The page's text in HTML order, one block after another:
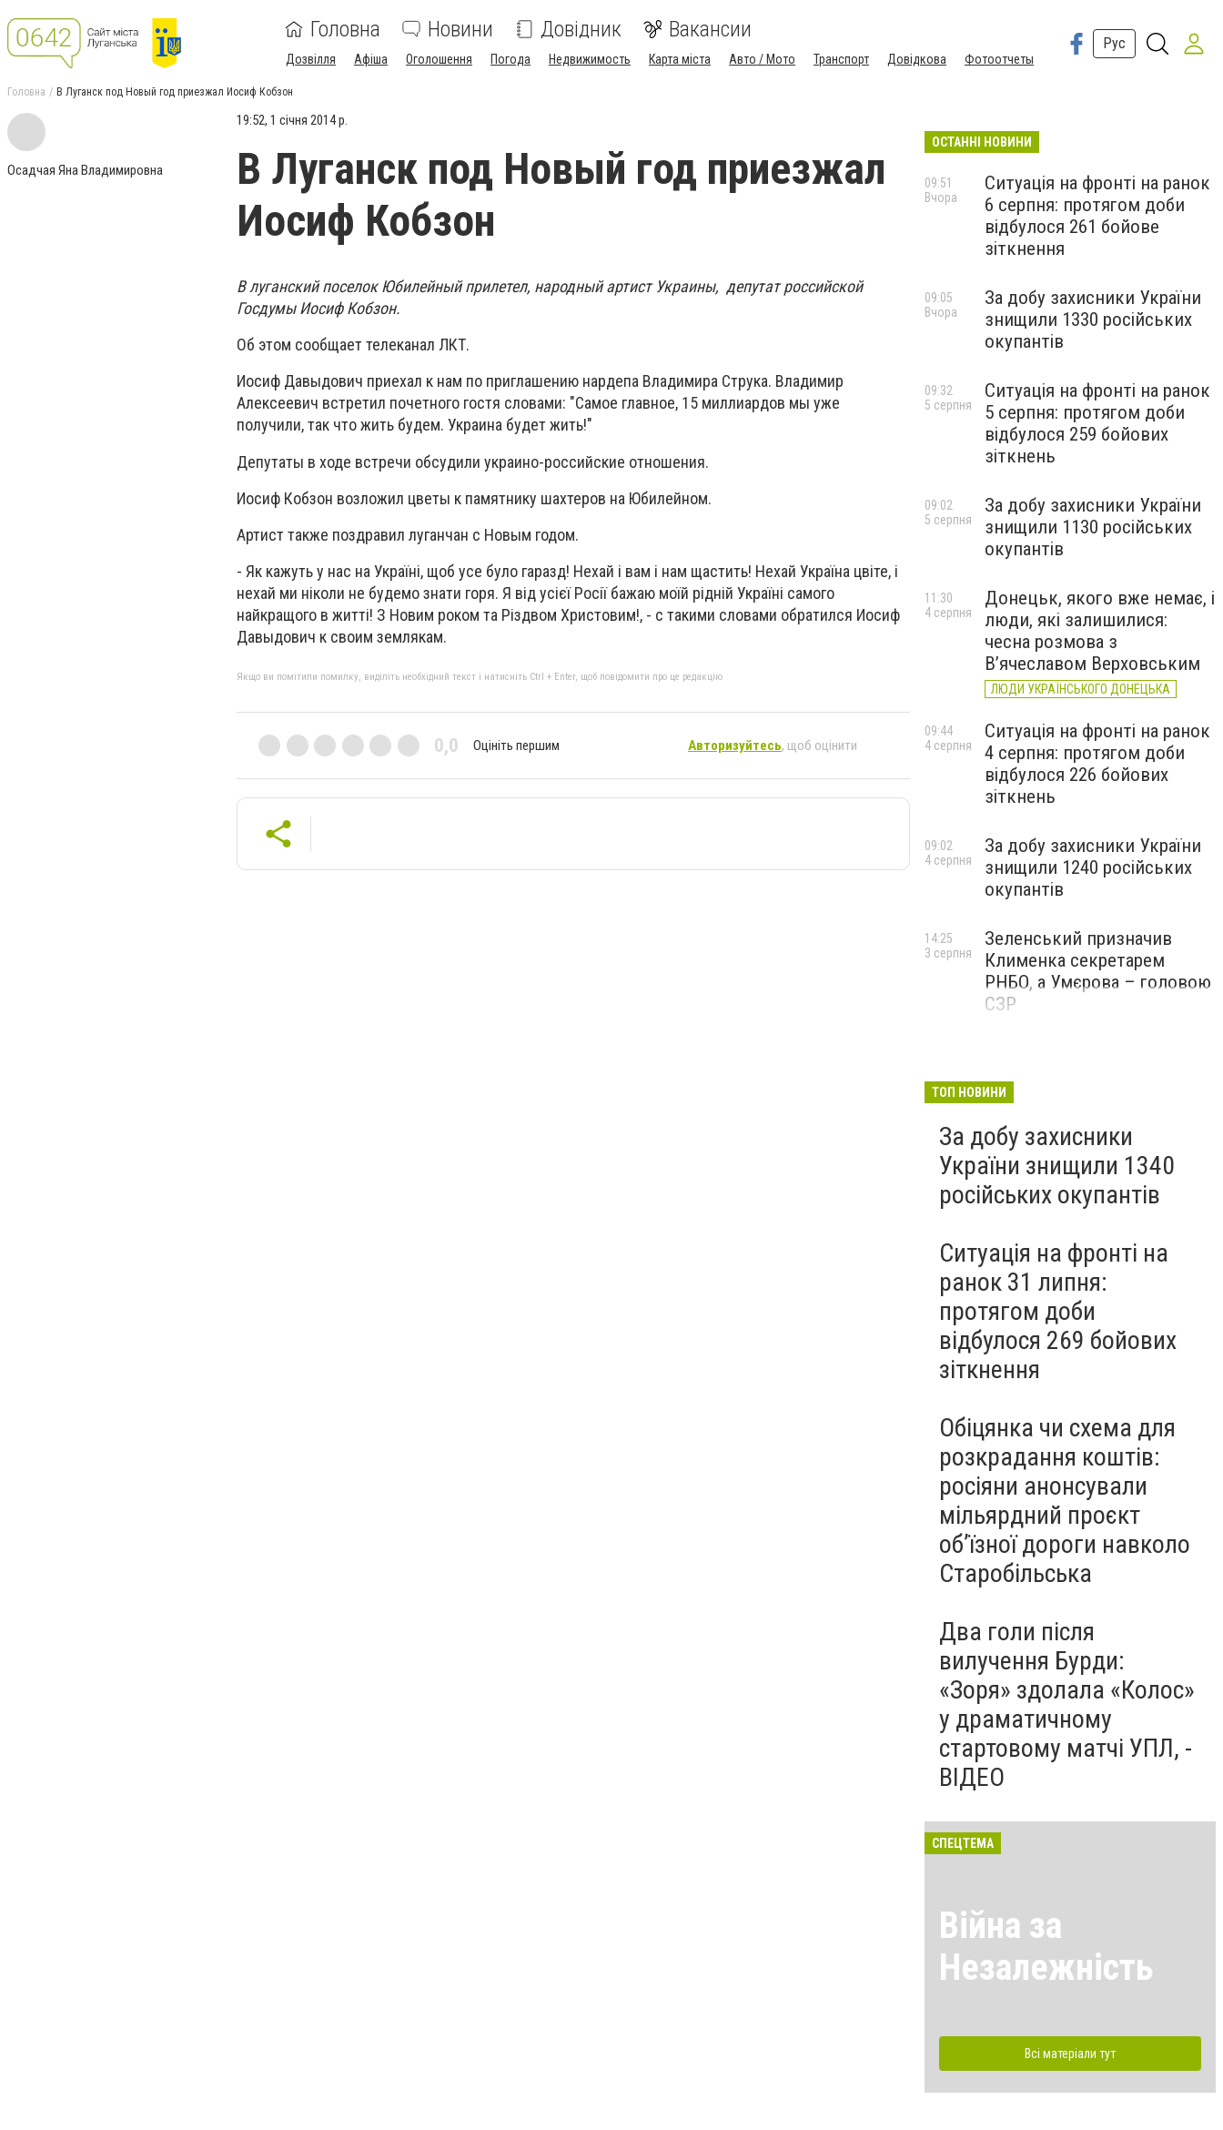
Головна Новини Довідник Вакансии
Дозвілля Афіша Оголошення Погода Недвижимость Карта міста Авто / Мото Транспорт Довідкова Фотоотчеты
Рус
Головна В Луганск под Новый год приезжал Иосиф Кобзон
Осадчая Яна Владимировна
19:52, 1 січня 2014 р.
В Луганск под Новый год приезжал
Иосиф Кобзон
В луганский поселок Юбилейный прилетел, народный артист Украины, депутат российской
Госдумы Иосиф Кобзон.
Об этом сообщает телеканал ЛКТ.
Иосиф Давыдович приехал к нам по приглашению нардепа Владимира Струка. Владимир
Алексеевич встретил почетного гостя словами: "Самое главное, 15 миллиардов мы уже
получили, так что жить будем. Украина будет жить!"
Депутаты в ходе встречи обсудили украино-российские отношения.
Иосиф Кобзон возложил цветы к памятнику шахтеров на Юбилейном.
Артист также поздравил луганчан с Новым годом.
- Як кажуть у нас на Україні, щоб усе було гаразд! Нехай і вам і нам щастить! Нехай Україна цвіте, і
нехай ми ніколи не будемо знати горя. Я від усієї Росії бажаю моїй рідній Україні самого
найкращого в житті! З Новим роком та Різдвом Христовим!, - с такими словами обратился Иосиф
Давыдович к своим землякам.
Якщо ви помітили помилку, виділіть необхідний текст і натисніть Ctrl + Enter, щоб повідомити про це редакцію
0,0 Оцініть першим Авторизуйтесь, щоб оцінити
ОСТАННІ НОВИНИ
Ситуація на фронті на ранок
6 серпня: протягом доби
відбулося 261 бойове
зіткнення
09:51
Вчора
За добу захисники України
знищили 1330 російських
окупантів
09:05
Вчора
Ситуація на фронті на ранок
5 серпня: протягом доби
відбулося 259 бойових
зіткнень
09:32
5 серпня
За добу захисники України
знищили 1130 російських
окупантів
09:02
5 серпня
Донецьк, якого вже немає, і
люди, які залишилися:
чесна розмова з
В’ячеславом Верховським
ЛЮДИ УКРАЇНСЬКОГО ДОНЕЦЬКА
11:30
4 серпня
Ситуація на фронті на ранок
4 серпня: протягом доби
відбулося 226 бойових
зіткнень
09:44
4 серпня
За добу захисники України
знищили 1240 російських
окупантів
09:02
4 серпня
Зеленський призначив
Клименка секретарем
РНБО, а Умєрова – головою
СЗР
14:25
3 серпня
ТОП НОВИНИ
За добу захисники
України знищили 1340
російських окупантів
Ситуація на фронті на
ранок 31 липня:
протягом доби
відбулося 269 бойових
зіткнення
Обіцянка чи схема для
розкрадання коштів:
росіяни анонсували
мільярдний проєкт
об’їзної дороги навколо
Старобільська
Два голи після
вилучення Бурди:
«Зоря» здолала «Колос»
у драматичному
стартовому матчі УПЛ, -
ВІДЕО
СПЕЦТЕМА
Війна за
Незалежність
Всі матеріали тут